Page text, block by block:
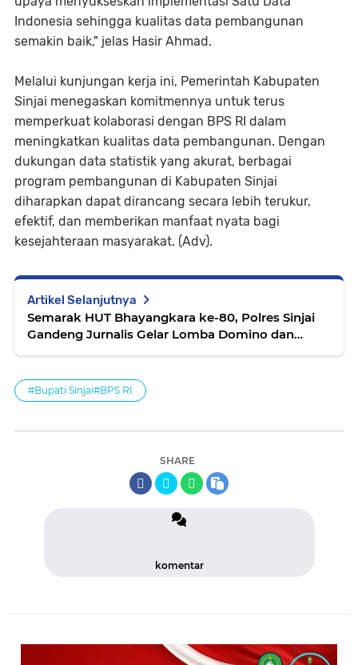
Indonesia sehingga kualitas data pembangunan
semakin baik," jelas Hasir Ahmad.
Melalui kunjungan kerja ini, Pemerintah Kabupaten
Sinjai menegaskan komitmennya untuk terus
memperkuat kolaborasi dengan BPS RI dalam
meningkatkan kualitas data pembangunan. Dengan
dukungan data statistik yang akurat, berbagai
program pembangunan di Kabupaten Sinjai
diharapkan dapat dirancang secara lebih terukur,
efektif, dan memberikan manfaat nyata bagi
kesejahteraan masyarakat. (Adv).
Artikel Selanjutnya
Semarak HUT Bhayangkara ke-80, Polres Sinjai
Gandeng Jurnalis Gelar Lomba Domino dan
#Bupati Sinjai#BPS RI
SHARE
komentar